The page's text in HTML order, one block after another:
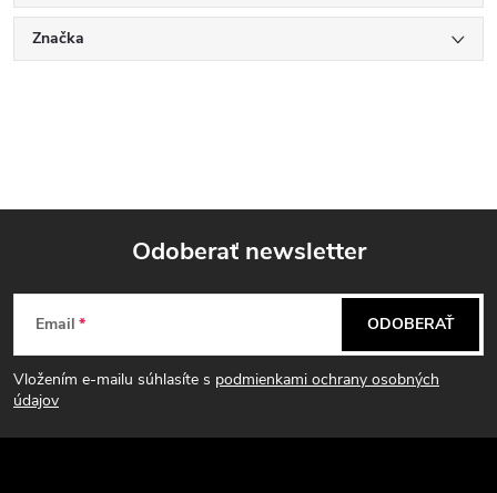
Značka
Z
á
p
Odoberať newsletter
Email
Vložením e-mailu súhlasíte s podmienkami ochrany osobných
údajov
ODOBERAŤ